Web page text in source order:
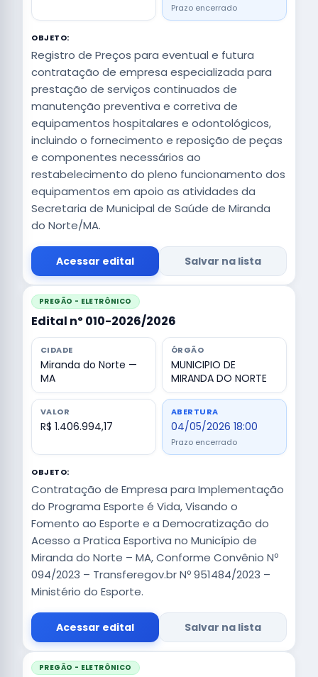
Prazo encerrado
OBJETO:
Registro de Preços para eventual e futura
contratação de empresa especializada para
prestação de serviços continuados de
manutenção preventiva e corretiva de
equipamentos hospitalares e odontológicos,
incluindo o fornecimento e reposição de peças
e componentes necessários ao
restabelecimento do pleno funcionamento dos
equipamentos em apoio as atividades da
Secretaria de Municipal de Saúde de Miranda
do Norte/MA.
Acessar edital Salvar na lista
PREGÃO - ELETRÔNICO
Edital nº 010-2026/2026
CIDADE
Miranda do Norte —
MA
ÓRGÃO
MUNICIPIO DE
MIRANDA DO NORTE
VALOR
R$ 1.406.994,17
ABERTURA
04/05/2026 18:00
Prazo encerrado
OBJETO:
Contratação de Empresa para Implementação
do Programa Esporte é Vida, Visando o
Fomento ao Esporte e a Democratização do
Acesso a Pratica Esportiva no Município de
Miranda do Norte – MA, Conforme Convênio Nº
094/2023 – Transferegov.br Nº 951484/2023 –
Ministério do Esporte.
Acessar edital Salvar na lista
PREGÃO - ELETRÔNICO